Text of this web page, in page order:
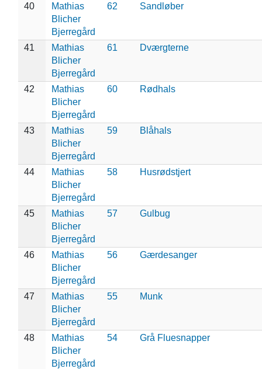
40
Mathias
Blicher
Bjerregård
62 Sandløber
41
Mathias
Blicher
Bjerregård
61 Dværgterne
42
Mathias
Blicher
Bjerregård
60 Rødhals
43
Mathias
Blicher
Bjerregård
59 Blåhals
44
Mathias
Blicher
Bjerregård
58 Husrødstjert
45
Mathias
Blicher
Bjerregård
57 Gulbug
46
Mathias
Blicher
Bjerregård
56 Gærdesanger
47
Mathias
Blicher
Bjerregård
55 Munk
48
Mathias
Blicher
Bjerregård
54 Grå Fluesnapper